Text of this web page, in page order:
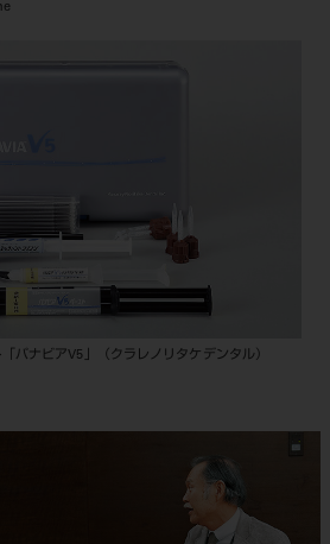
パナビアV5」（クラレノリタケデンタル）